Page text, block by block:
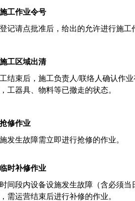
施工作业令号
记请点批准后，给出的允许进行施工
施工区域出清
结束后，施工负责人/联络人确认作
工器具、物料等已撤走的状态。
抢修作业
发生故障需立即进行抢修的作业。
时补修作业
间段内设备设施发生故障（含必须
需运营结束后进行补修的作业。